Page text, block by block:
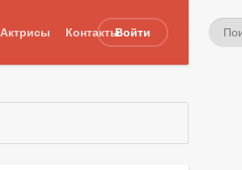
Актрисы КонтактыВойти